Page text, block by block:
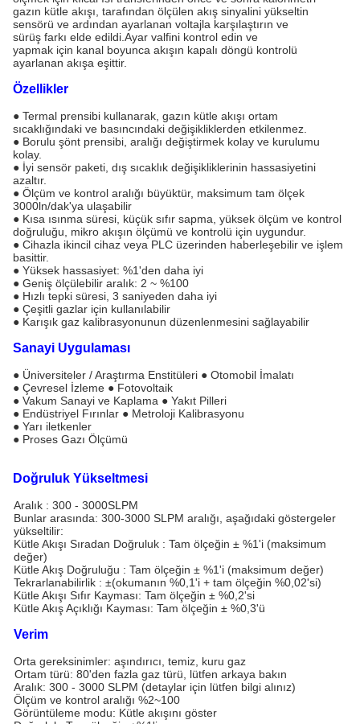
gazın kütle akışı, tarafından ölçülen akış sinyalini yükseltin
sensörü ve ardından ayarlanan voltajla karşılaştırın ve
sürüş farkı elde edildi.Ayar valfini kontrol edin ve
yapmak için kanal boyunca akışın kapalı döngü kontrolü
ayarlanan akışa eşittir.
Özellikler
● Termal prensibi kullanarak, gazın kütle akışı ortam
sıcaklığındaki ve basıncındaki değişikliklerden etkilenmez.
● Borulu şönt prensibi, aralığı değiştirmek kolay ve kurulumu
kolay.
● İyi sensör paketi, dış sıcaklık değişikliklerinin hassasiyetini
azaltır.
● Ölçüm ve kontrol aralığı büyüktür, maksimum tam ölçek
3000ln/dak'ya ulaşabilir
● Kısa ısınma süresi, küçük sıfır sapma, yüksek ölçüm ve kontrol
doğruluğu, mikro akışın ölçümü ve kontrolü için uygundur.
● Cihazla ikincil cihaz veya PLC üzerinden haberleşebilir ve işlem
basittir.
● Yüksek hassasiyet: %1'den daha iyi
● Geniş ölçülebilir aralık: 2 ~ %100
● Hızlı tepki süresi, 3 saniyeden daha iyi
● Çeşitli gazlar için kullanılabilir
● Karışık gaz kalibrasyonunun düzenlenmesini sağlayabilir
Sanayi Uygulaması
● Üniversiteler / Araştırma Enstitüleri ● Otomobil İmalatı
● Çevresel İzleme ● Fotovoltaik
● Vakum Sanayi ve Kaplama ● Yakıt Pilleri
● Endüstriyel Fırınlar ● Metroloji Kalibrasyonu
● Yarı iletkenler
● Proses Gazı Ölçümü
Doğruluk Yükseltmesi
Aralık : 300 - 3000SLPM
Bunlar arasında: 300-3000 SLPM aralığı, aşağıdaki göstergeler
yükseltilir:
Kütle Akışı Sıradan Doğruluk : Tam ölçeğin ± %1'i (maksimum
değer)
Kütle Akış Doğruluğu : Tam ölçeğin ± %1'i (maksimum değer)
Tekrarlanabilirlik : ±(okumanın %0,1'i + tam ölçeğin %0,02'si)
Kütle Akışı Sıfır Kayması: Tam ölçeğin ± %0,2'si
Kütle Akış Açıklığı Kayması: Tam ölçeğin ± %0,3'ü
Verim
Orta gereksinimler: aşındırıcı, temiz, kuru gaz
Ortam türü: 80'den fazla gaz türü, lütfen arkaya bakın
Aralık: 300 - 3000 SLPM (detaylar için lütfen bilgi alınız)
Ölçüm ve kontrol aralığı %2~100
Görüntüleme modu: Kütle akışını göster